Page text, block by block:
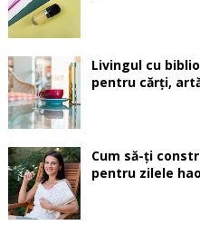
Livingul cu
pentru cărți,
Cum să-ți
pentru zilele